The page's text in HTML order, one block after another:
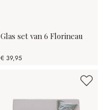
Glas set van 6 Florineau
€ 39,95